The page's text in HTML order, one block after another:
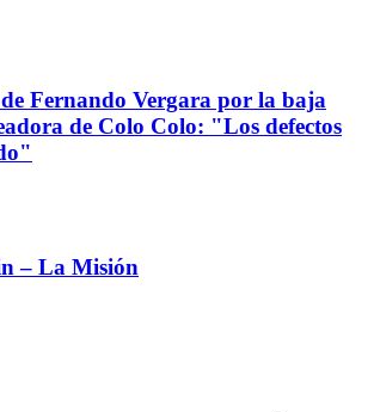
Fernando Vergara por la baja
de Colo Colo: "Los defectos
– La Misión